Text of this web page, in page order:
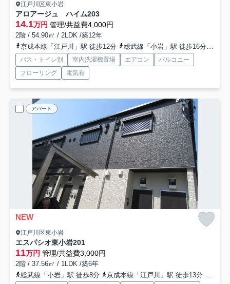
江戸川区東小岩
アロアージュ ハイム203
14.1万円 管理/共益費4,000円
2階 / 54.90㎡ / 2LDK /築12年
京成本線「江戸川」駅 徒歩12分
総武線「小岩」駅 徒歩16分
バス・トイレ別 室内洗濯機置場 エアコン
バルコニー
フローリング
電気有
アパート
NEW
江戸川区東小岩
エスパシオ東小岩201
11万円 管理/共益費3,000円
2階 / 37.56㎡ / 1LDK /築6年
総武線「小岩」駅 徒歩8分
京成本線「江戸川」駅 徒歩13分 京成